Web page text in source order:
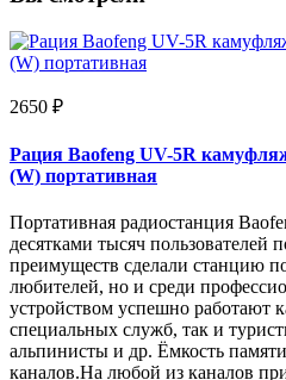
2650 ₽
Рация Baofeng UV-5R
(W) портативная
Портативная радиостанция
десятками тысяч
преимуществ сделали станцию
любителей, но и среди
устройством успешно работают
специальных служб, так и
альпинисты и др. Ёмкость
каналов.На любой из каналов